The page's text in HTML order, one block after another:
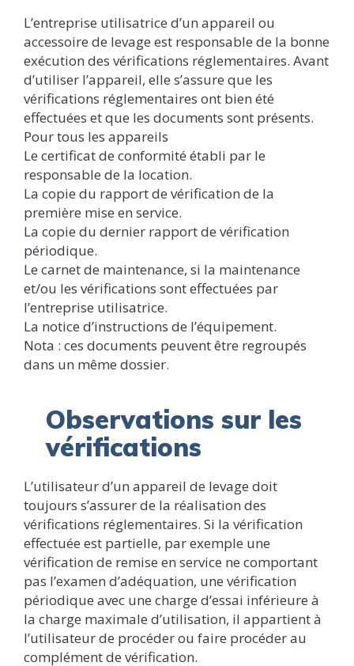
L’entreprise utilisatrice d’un appareil ou
accessoire de levage est responsable de la bonne
exécution des vérifications réglementaires. Avant
d’utiliser l’appareil, elle s’assure que les
vérifications réglementaires ont bien été
effectuées et que les documents sont présents.
Pour tous les appareils
Le certificat de conformité établi par le
responsable de la location.
La copie du rapport de vérification de la
première mise en service.
La copie du dernier rapport de vérification
périodique.
Le carnet de maintenance, si la maintenance
et/ou les vérifications sont effectuées par
l’entreprise utilisatrice.
La notice d’instructions de l’équipement.
Nota : ces documents peuvent être regroupés
dans un même dossier.
Observations sur les
vérifications
L’utilisateur d’un appareil de levage doit
toujours s’assurer de la réalisation des
vérifications réglementaires. Si la vérification
effectuée est partielle, par exemple une
vérification de remise en service ne comportant
pas l’examen d’adéquation, une vérification
périodique avec une charge d’essai inférieure à
la charge maximale d’utilisation, il appartient à
l’utilisateur de procéder ou faire procéder au
complément de vérification.